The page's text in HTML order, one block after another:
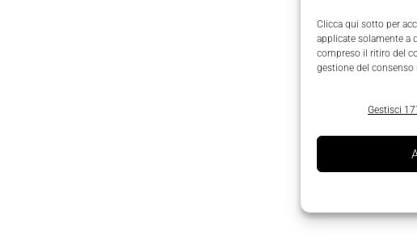
Clicca qui sotto per
applicate solamente a
compreso il ritiro del
gestione del consenso
Gestisci